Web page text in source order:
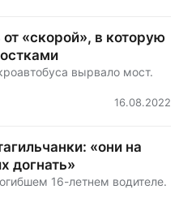
«скорой», в которую
вырвало мост.
16.08.2022
«они на
догнать»
16-летнем водителе.